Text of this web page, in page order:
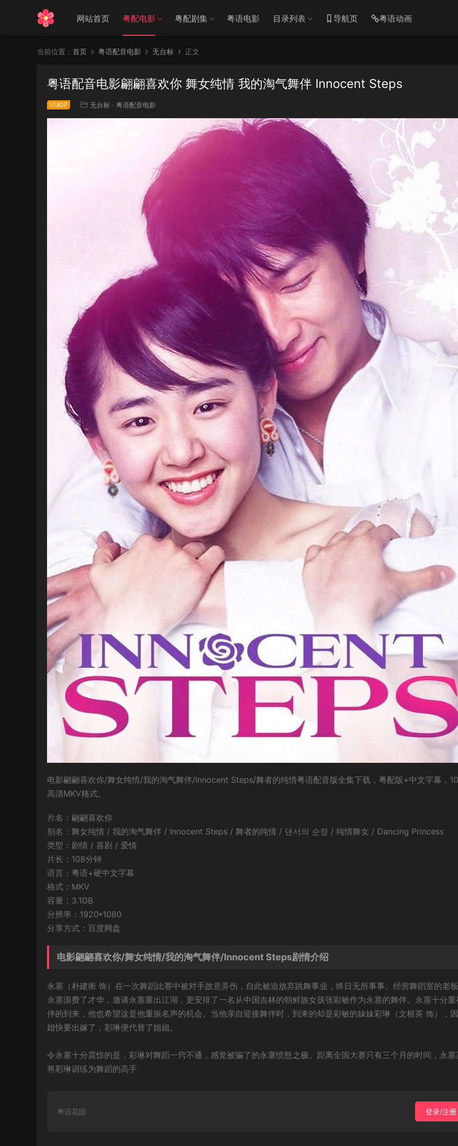
网站首页 粤配电影 粤配剧集 粤语电影 目录列表 导航页 粤语动画
当前位置： 首页 粤语配音电影 无台标 正文
粤语配音电影翩翩喜欢你 舞女纯情 我的淘气舞伴 Innocent Steps
1080P 无台标 · 粤语配音电影
电影翩翩喜欢你/舞女纯情/我的淘气舞伴/Innocent Steps/舞者的纯情粤语配音版全集下载，粤配版+中文字幕，
高清MKV格式。
片名：翩翩喜欢你
别名：舞女纯情 / 我的淘气舞伴 / Innocent Steps / 舞者的纯情 / 댄서의 순정 / 纯情舞女 / Dancing Princess
类型：剧情 / 喜剧 / 爱情
片长：108分钟
语言：粤语+硬中文字幕
格式：MKV
容量：3.1GB
分辨率：1920*1080
分享方式：百度网盘
电影翩翩喜欢你/舞女纯情/我的淘气舞伴/Innocent Steps剧情介绍
永塞（朴建衡 饰）在一次舞蹈比赛中被对手故意弄伤，自此被迫放弃跳舞事业，终日无所事事。经营舞蹈室的老
永塞浪费了才华，邀请永塞重出江湖，更安排了一名从中国吉林的朝鲜族女孩张彩敏作为永塞的舞伴。永塞十分重
伴的到来，他也希望这是他重振名声的机会。当他亲自迎接舞伴时，到来的却是彩敏的妹妹彩琳（文根英 饰），
姐快要出嫁了，彩琳便代替了姐姐。
令永塞十分震惊的是，彩琳对舞蹈一窍不通，感觉被骗了的永塞愤怒之极。距离全国大赛只有三个月的时间，永塞
将彩琳训练为舞蹈的高手
粤语花园 登录/注册